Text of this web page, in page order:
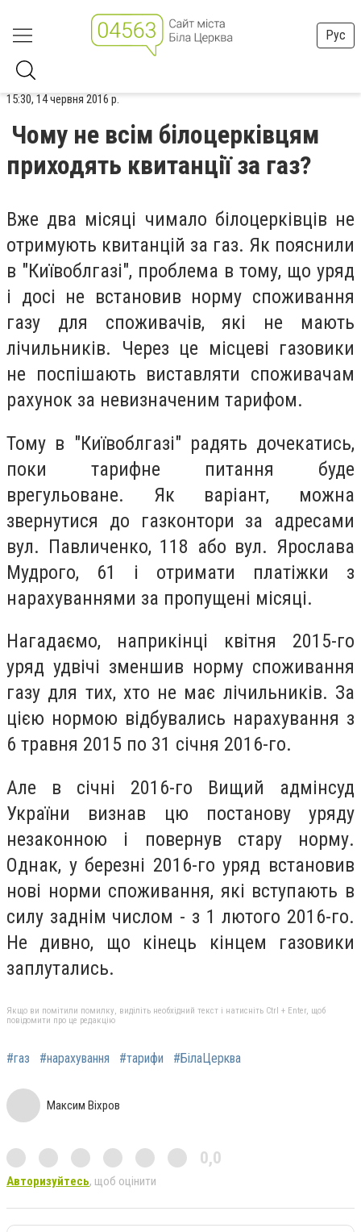
Рус
15:30, 14 червня 2016 р.
Чому не всім білоцерківцям
приходять квитанції за газ?
Вже два місяці чимало білоцерківців не
отримують квитанцій за газ. Як пояснили
в "Київоблгазі", проблема в тому, що уряд
і досі не встановив норму споживання
газу для споживачів, які не мають
лічильників. Через це місцеві газовики
не поспішають виставляти споживачам
рахунок за невизначеним тарифом.
Тому в "Київоблгазі" радять дочекатись,
поки тарифне питання буде
врегульоване. Як варіант, можна
звернутися до газконтори за адресами
вул. Павличенко, 118 або вул. Ярослава
Мудрого, 61 і отримати платіжки з
нарахуваннями за пропущені місяці.
Нагадаємо, наприкінці квітня 2015-го
уряд удвічі зменшив норму споживання
газу для тих, хто не має лічильників. За
цією нормою відбувались нарахування з
6 травня 2015 по 31 січня 2016-го.
Але в січні 2016-го Вищий адмінсуд
України визнав цю постанову уряду
незаконною і повернув стару норму.
Однак, у березні 2016-го уряд встановив
нові норми споживання, які вступають в
силу заднім числом - з 1 лютого 2016-го.
Не дивно, що кінець кінцем газовики
заплутались.
Якщо ви помітили помилку, виділіть необхідний текст і натисніть Ctrl + Enter, щоб
повідомити про це редакцію
#газ #нарахування #тарифи #БілаЦерква
Максим Віхров
0,0
Авторизуйтесь, щоб оцінити